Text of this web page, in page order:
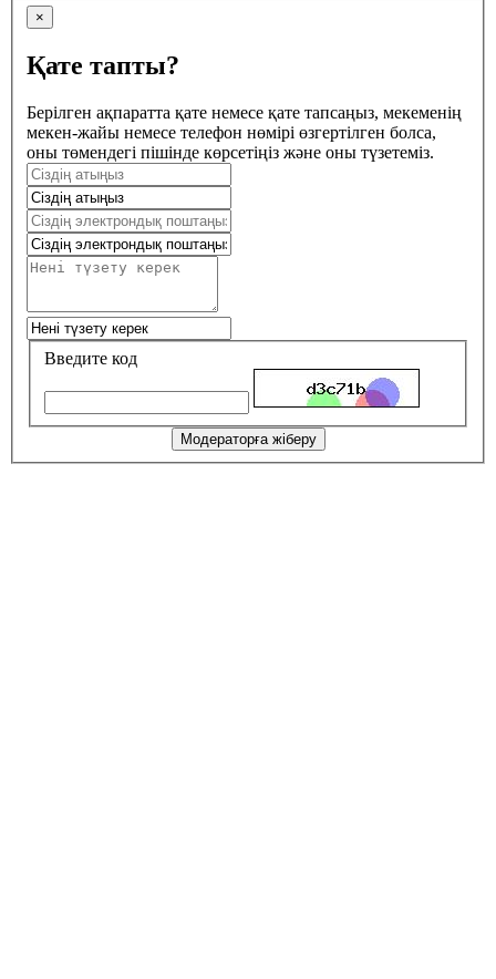
×
Қате тапты?
Берілген ақпаратта қате немесе қате тапсаңыз, мекеменің
мекен-жайы немесе телефон нөмірі өзгертілген болса,
оны төмендегі пішінде көрсетіңіз және оны түзетеміз.
Введите код
Модераторға жіберу